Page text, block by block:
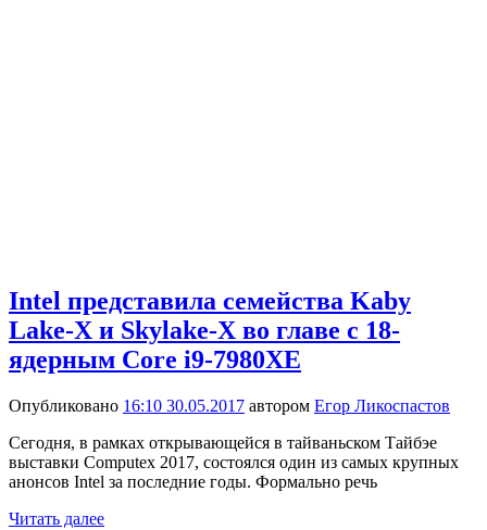
Intel представила семейства Kaby
Lake-X и Skylake-X во главе с 18-
ядерным Core i9-7980XE
Опубликовано 16:10 30.05.2017 автором Егор Ликоспастов
Сегодня, в рамках открывающейся в тайваньском Тайбэе
выставки Computex 2017, состоялся один из самых крупных
анонсов Intel за последние годы. Формально речь
Читать далее